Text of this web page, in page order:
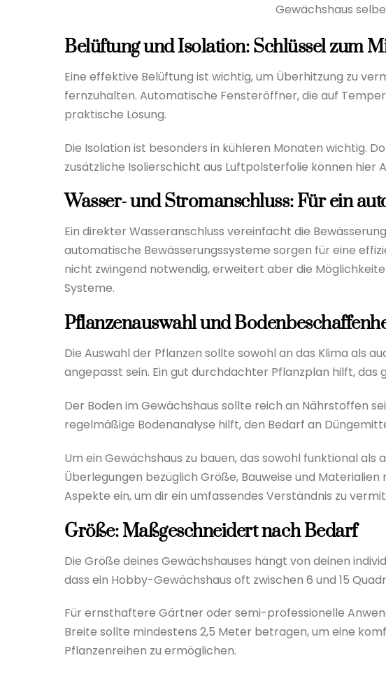
Gewächshaus
Belüftung und Isolation: Schlüssel zum
Eine effektive Belüftung ist wichtig, um Überhitzung zu
fernzuhalten. Automatische Fensteröffner, die auf
praktische Lösung.
Die Isolation ist besonders in kühleren Monaten wichtig.
zusätzliche Isolierschicht aus Luftpolsterfolie können hier
Wasser- und Stromanschluss: Für ein
Ein direkter Wasseranschluss vereinfacht die
automatische Bewässerungssysteme sorgen für eine
nicht zwingend notwendig, erweitert aber die
Systeme.
Pflanzenauswahl und
Die Auswahl der Pflanzen sollte sowohl an das Klima als
angepasst sein. Ein gut durchdachter Pflanzplan hilft, das
Der Boden im Gewächshaus sollte reich an Nährstoffen
regelmäßige Bodenanalyse hilft, den Bedarf an
Um ein Gewächshaus zu bauen, das sowohl funktional
Überlegungen bezüglich Größe, Bauweise und
Aspekte ein, um dir ein umfassendes Verständnis zu
Größe: Maßgeschneidert nach Bedarf
Die Größe deines Gewächshauses hängt von deinen
dass ein Hobby-Gewächshaus oft zwischen 6 und 15
Für ernsthaftere Gärtner oder semi-professionelle
Breite sollte mindestens 2,5 Meter betragen, um eine
Pflanzenreihen zu ermöglichen.